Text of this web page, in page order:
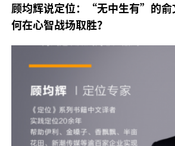
顾均辉说定位：“无中生有”的俞
何在心智战场取胜？